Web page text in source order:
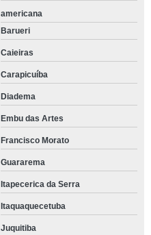
americana
Barueri
Caieiras
Carapicuíba
Diadema
Embu das Artes
Francisco Morato
Guararema
Itapecerica da Serra
Itaquaquecetuba
Juquitiba